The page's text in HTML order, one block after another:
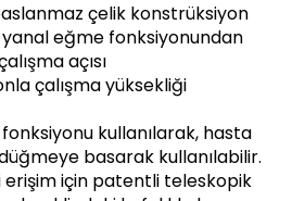
çelik konstrüksiyon
yanal eğme fonksiyonundan
açısı
çalışma yüksekliği
kullanılarak, hasta
basarak kullanılabilir.
erişim için patentli teleskopik